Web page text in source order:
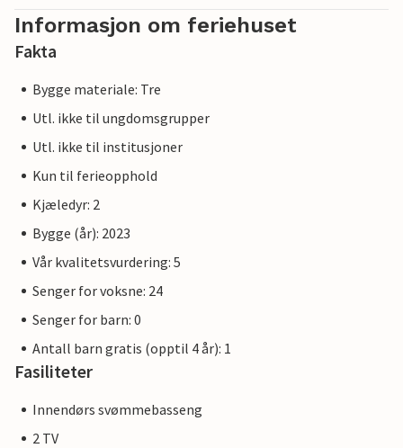
Informasjon om feriehuset
Fakta
Bygge materiale: Tre
Utl. ikke til ungdomsgrupper
Utl. ikke til institusjoner
Kun til ferieopphold
Kjæledyr: 2
Bygge (år): 2023
Vår kvalitetsvurdering: 5
Senger for voksne: 24
Senger for barn: 0
Antall barn gratis (opptil 4 år): 1
Fasiliteter
Innendørs svømmebasseng
2 TV